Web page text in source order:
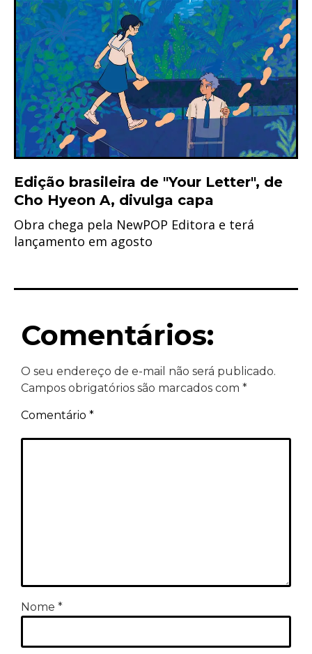
Edição brasileira de "Your Letter", de
Cho Hyeon A, divulga capa
Obra chega pela NewPOP Editora e terá
lançamento em agosto
Comentários:
O seu endereço de e-mail não será publicado.
Campos obrigatórios são marcados com *
Comentário *
Nome *